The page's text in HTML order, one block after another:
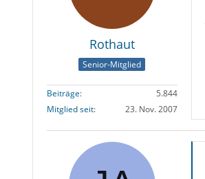
Rothaut
Senior-Mitglied
Beiträge
5.844
Mitglied seit
23. Nov. 2007